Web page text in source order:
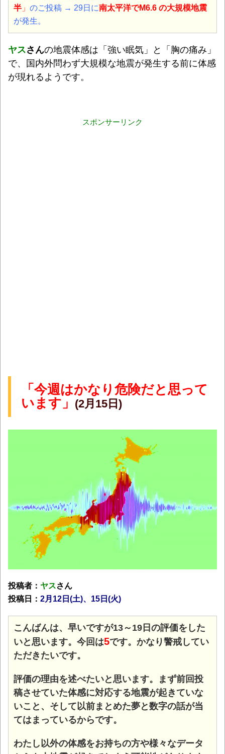
半 」 のご投稿 → 29日に南太平洋でM6.6 の大規模地震
が発生。
ヤスさんの地震体感は「強い眠気」と「胸の痛み」
で、国内外問わず大規模な地震が発生する前に体感
が現れるようです。
スポンサーリンク
「今週はかなり危険だと思って
います」 (2月15日)
投稿者： ヤスさん
投稿日： 2月12日(土)、15日(火)
こんばんは、早いですが13～19日の評価をした
いと思います。今回は5です。かなり警戒してい
ただきたいです。
評価の理由を述べたいと思います。まず前回投
稿させていた体感に対応する地震が起きていな
いこと、そして以前まとめた夢と数字の話が当
てはまっているからです。
わたし以外の体感をお持ちの方や様々なデータ